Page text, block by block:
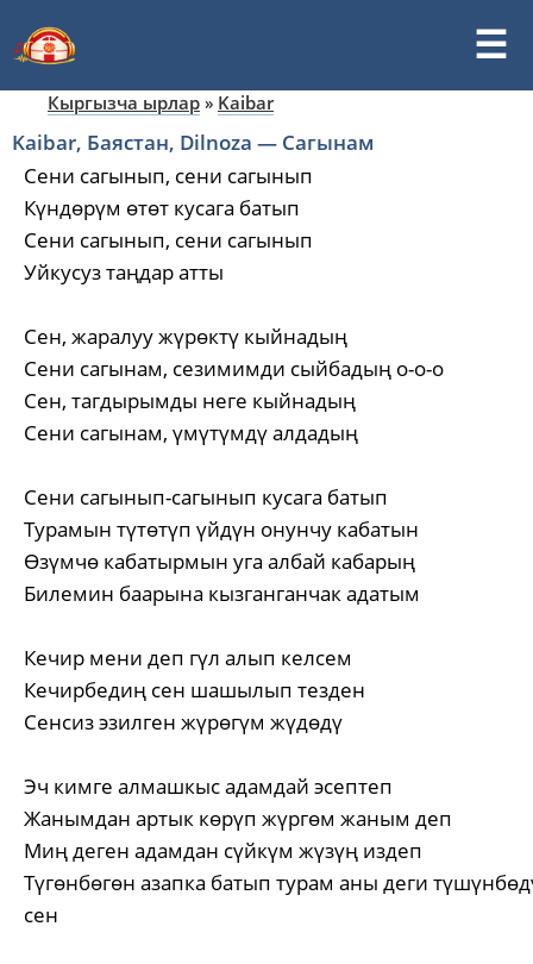
Кыргызча ырлар » Kaibar
Kaibar, Баястан, Dilnoza — Сагынам
Сени сагынып, сени сагынып
Күндөрүм өтөт кусага батып
Сени сагынып, сени сагынып
Уйкусуз таңдар атты
Сен, жаралуу жүрөктү кыйнадың
Сени сагынам, сезимимди сыйбадың о-о-о
Сен, тагдырымды неге кыйнадың
Сени сагынам, үмүтүмдү алдадың
Сени сагынып-сагынып кусага батып
Турамын түтөтүп үйдүн онунчу кабатын
Өзүмчө кабатырмын уга албай кабарың
Билемин баарына кызганганчак адатым
Кечир мени деп гүл алып келсем
Кечирбедиң сен шашылып тезден
Сенсиз эзилген жүрөгүм жүдөдү
Эч кимге алмашкыс адамдай эсептеп
Жанымдан артык көрүп жүргөм жаным деп
Миң деген адамдан сүйкүм жүзүң издеп
Түгөнбөгөн азапка батып турам аны деги
сен